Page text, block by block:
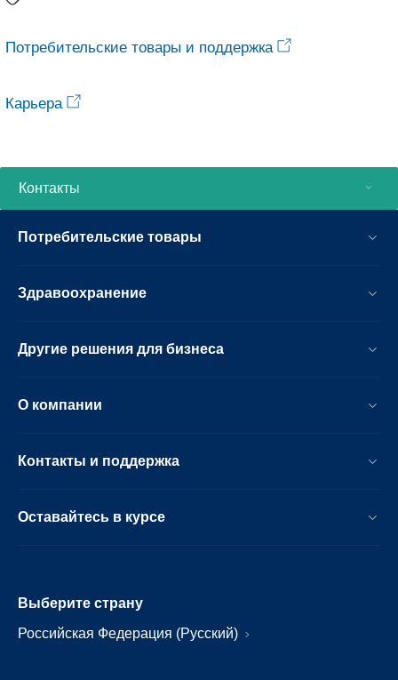
Потребительские товары и поддержка
Карьера
Контакты
Потребительские товары
Здравоохранение
Другие решения для бизнеса
О компании
Контакты и поддержка
Оставайтесь в курсе
Выберите страну
Российская Федерация (Русский)